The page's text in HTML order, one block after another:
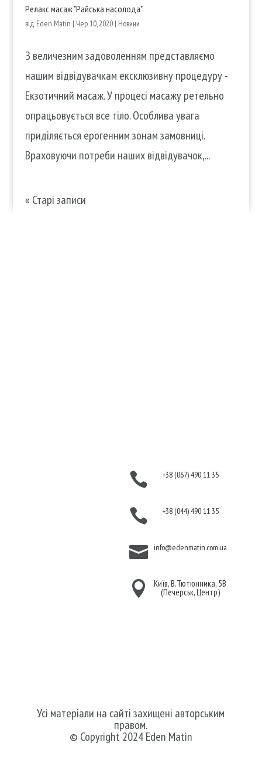
Релакс масаж "Райська насолода"
від Eden Matin | Чер 10, 2020| Новини
З величезним задоволенням представляємо
нашим відвідувачкам ексклюзивну процедуру -
Екзотичний масаж. У процесі масажу ретельно
опрацьовується все тіло. Особлива увага
приділяється ерогенним зонам замовниці.
Враховуючи потреби наших відвідувачок,...
« Старі записи
 +38 (067) 490 11 35
 +38 (044) 490 11 35
 info@edenmatin.com.ua
 Київ, В.Тютюнника, 5В
(Печерськ, Центр)
Усі матеріали на сайті захищені авторським
правом.
© Copyright 2024 Eden Matin